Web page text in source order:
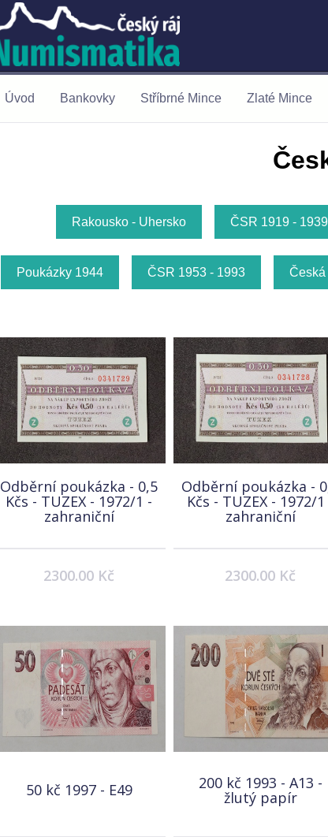
Úvod Bankovky Stříbrné Mince Zlaté Mince
Rakousko - Uhersko ČSR 1919 - 1939
Poukázky 1944 ČSR 1953 - 1993
Odběrní poukázka - 0,5
Kčs - TUZEX - 1972/1 -
zahraniční
2300.00 Kč
Odběrní poukázka -
Kčs - TUZEX - 1972/1
zahraniční
2300.00 Kč
50 kč 1997 - E49 200 kč 1993 - A13 -
žlutý papír